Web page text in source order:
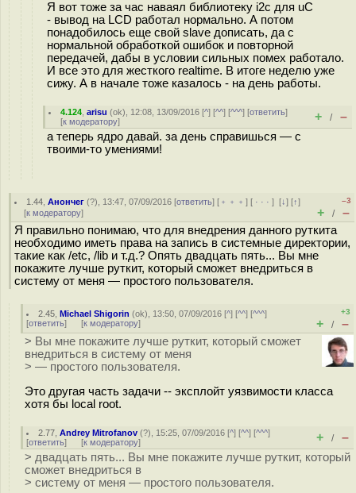
Я вот тоже за час наваял библиотеку i2c для uC
- вывод на LCD работал нормально. А потом
понадобилось еще свой slave дописать, да с
нормальной обработкой ошибок и повторной
передачей, дабы в условии сильных помех работало.
И все это для жесткого realtime. В итоге неделю уже
сижу. А в начале тоже казалось - на день работы.
4.124 ,arisu (ok), 12:08, 13/09/2016 [^] [^^] [^^^] [ответить]
[к модератору] + / –
а теперь ядро давай. за день справишься — с
твоими‐то умениями!
1.44 ,Анончег (?), 13:47, 07/09/2016 [ответить] [ ﹢﹢﹢] [ · · ·][↓] [↑]
[к модератору]
–3
+ / –
Я правильно понимаю, что для внедрения данного руткита
необходимо иметь права на запись в системные директории,
такие как /etc, /lib и т.д.? Опять двадцать пять... Вы мне
покажите лучше руткит, который сможет внедриться в
систему от меня — простого пользователя.
2.45 ,Michael Shigorin (ok), 13:50, 07/09/2016 [^] [^^] [^^^]
[ответить] [к модератору]
+3
+ / –
> Вы мне покажите лучше руткит, который сможет
внедриться в систему от меня
> — простого пользователя.
Это другая часть задачи -- эксплойт уязвимости класса
хотя бы local root.
2.77 ,Andrey Mitrofanov (?), 15:25, 07/09/2016 [^] [^^] [^^^]
[ответить] [к модератору] + / –
> двадцать пять... Вы мне покажите лучше руткит, который
сможет внедриться в
> систему от меня — простого пользователя.